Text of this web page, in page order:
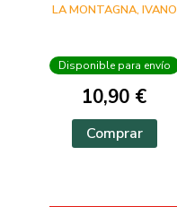
LA MONTAGNA, IVANO
Disponible para envío
10,90 €
Comprar